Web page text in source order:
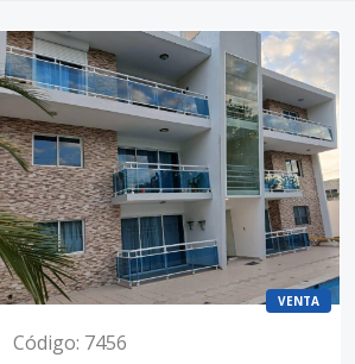
VENTA
Código: 7456